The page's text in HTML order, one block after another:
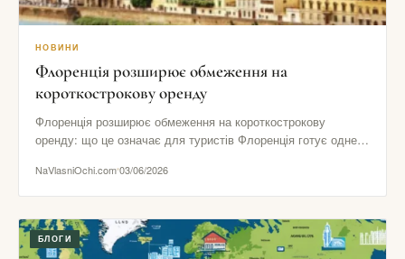
НОВИНИ
Флоренція розширює обмеження на
короткострокову оренду
Флоренція розширює обмеження на короткострокову
оренду: що це означає для туристів Флоренція готує одне з
NaVlasniOchi.com03/06/2026
БЛОГИ